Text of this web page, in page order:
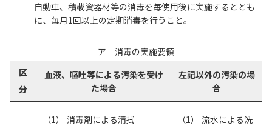
自動車、積載資器材等の消毒を毎使用後に実施するととも
に、毎月1回以上の定期消毒を行うこと。
ア 消毒の実施要領
区 分
血液、嘔吐等による汚染を受け
た場合
左記以外の汚染の場
合
消毒剤による清拭
流水による洗